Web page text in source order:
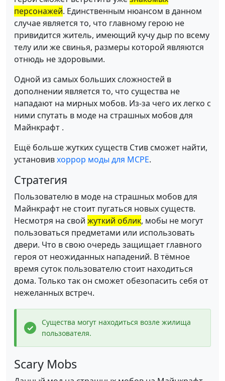
персонажей. Единственным нюансом в данном
случае является то, что главному герою не
привидится житель, имеющий кучу дыр по всему
телу или же свинья, размеры которой являются
отнюдь не здоровыми.
Одной из самых больших сложностей в
дополнении является то, что существа не
нападают на мирных мобов. Из-за чего их легко с
ними спутать в моде на страшных мобов для
Майнкрафт .
Ещё больше жутких существ Стив сможет найти,
установивхоррор моды для MCPE.
Стратегия
Пользователю в моде на страшных мобов для
Майнкрафт не стоит пугаться новых существ.
Несмотря на свой жуткий облик, мобы не могут
пользоваться предметами или использовать
двери. Что в свою очередь защищает главного
героя от неожиданных нападений. В тёмное
время суток пользователю стоит находиться
дома. Только так он сможет обезопасить себя от
нежеланных встреч.
Существа могут находиться возле жилища
пользователя.
Scary Mobs